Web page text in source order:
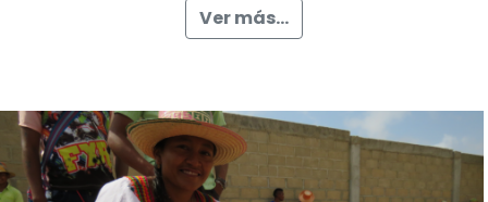
Ver más...